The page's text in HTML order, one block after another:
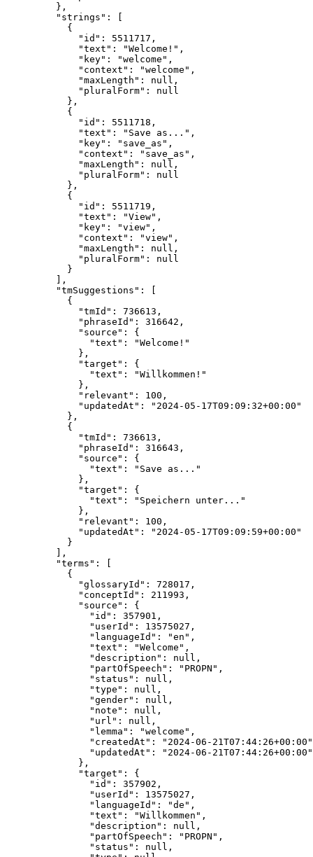
},
"strings" : [
{
"id" : 5511717 ,
"text" : "Welcome! " ,
"key" : "welcome " ,
"context" : "welcome " ,
"maxLength" : null ,
"pluralForm" : null
},
{
"id" : 5511718 ,
"text" : " Save as... " ,
"key" : " save_as " ,
"context" : " save_as " ,
"maxLength" : null ,
"pluralForm" : null
},
{
"id" : 5511719 ,
"text" : "View" ,
"key" : "view" ,
"context" : "view" ,
"maxLength" : null ,
"pluralForm" : null
}
],
"tmSuggestions" : [
{
"tmId" : 736613 ,
"phraseId" : 316642 ,
"source" : {
"text" : "Welcome! "
},
"target" : {
"text" : "Willkommen! "
},
"relevant" : 100 ,
"updatedAt" : " 2024-05-17T09:09:32+00:00 "
},
{
"tmId" : 736613 ,
"phraseId" : 316643 ,
"source" : {
"text" : " Save as... "
},
"target" : {
"text" : " Speichern unter... "
},
"relevant" : 100 ,
"updatedAt" : " 2024-05-17T09:09:59+00:00 "
}
],
"terms" : [
{
"glossaryId" : 728017 ,
"conceptId" : 211993 ,
"source" : {
"id" : 357901 ,
"userId" : 13575027 ,
"languageId" : "en " ,
"text" : "Welcome " ,
"description" : null ,
"partOfSpeech" : " PROPN " ,
"status" : null ,
"type" : null ,
"gender" : null ,
"note" : null ,
"url" : null ,
"lemma" : "welcome " ,
"createdAt" : " 2024-06-21T07:44:26+00:00 "
"updatedAt" : " 2024-06-21T07:44:26+00:00 "
},
"target" : {
"id" : 357902 ,
"userId" : 13575027 ,
"languageId" : "de " ,
"text" : "Willkommen " ,
"description" : null ,
"partOfSpeech" : " PROPN " ,
"status" : null ,